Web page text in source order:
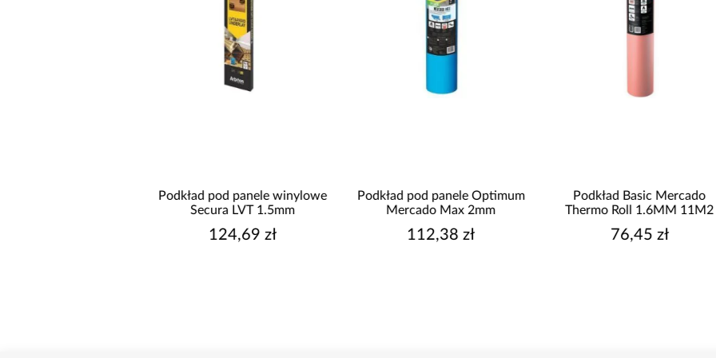
Podkład pod panele winylowe
Secura LVT 1.5mm
124,69 zł
Podkład pod panele Optimum
Mercado Max 2mm
112,38 zł
Podkład Basic Mercado
Thermo Roll 1.6MM 11M2
76,45 zł